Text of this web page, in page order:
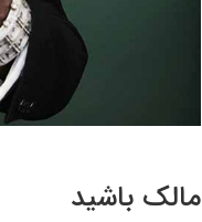
مالک باشید